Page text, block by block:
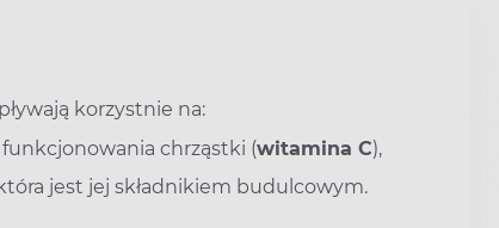
korzystnie na:
chrząstki (witamina C),
jest jej składnikiem budulcowym.